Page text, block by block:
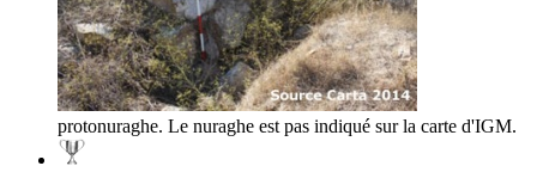
protonuraghe. Le nuraghe est pas indiqué sur la carte d'IGM.